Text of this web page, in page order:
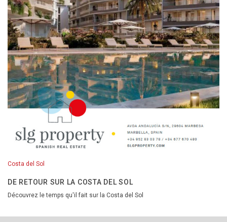
Costa del Sol
DE RETOUR SUR LA COSTA DEL SOL
Découvrez le temps qu'il fait sur la Costa del Sol